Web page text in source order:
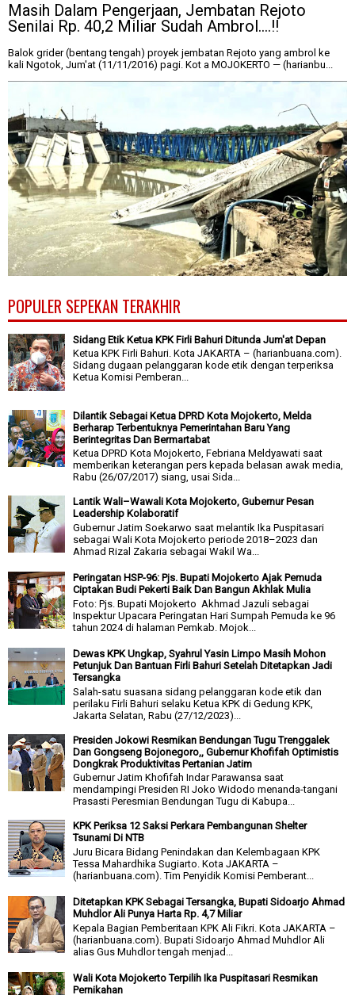
Masih Dalam Pengerjaan, Jembatan Rejoto
Senilai Rp. 40,2 Miliar Sudah Ambrol....!!
Balok grider (bentang tengah) proyek jembatan Rejoto yang ambrol ke
kali Ngotok, Jum'at (11/11/2016) pagi. Kot a MOJOKERTO — (harianbu...
POPULER SEPEKAN TERAKHIR
Sidang Etik Ketua KPK Firli Bahuri Ditunda Jum'at Depan
Ketua KPK Firli Bahuri. Kota JAKARTA – (harianbuana.com).
Sidang dugaan pelanggaran kode etik dengan terperiksa
Ketua Komisi Pemberan...
Dilantik Sebagai Ketua DPRD Kota Mojokerto, Melda
Berharap Terbentuknya Pemerintahan Baru Yang
Berintegritas Dan Bermartabat
Ketua DPRD Kota Mojokerto, Febriana Meldyawati saat
memberikan keterangan pers kepada belasan awak media,
Rabu (26/07/2017) siang, usai Sida...
Lantik Wali–Wawali Kota Mojokerto, Gubernur Pesan
Leadership Kolaboratif
Gubernur Jatim Soekarwo saat melantik Ika Puspitasari
sebagai Wali Kota Mojokerto periode 2018–2023 dan
Ahmad Rizal Zakaria sebagai Wakil Wa...
Peringatan HSP-96: Pjs. Bupati Mojokerto Ajak Pemuda
Ciptakan Budi Pekerti Baik Dan Bangun Akhlak Mulia
Foto: Pjs. Bupati Mojokerto Akhmad Jazuli sebagai
Inspektur Upacara Peringatan Hari Sumpah Pemuda ke 96
tahun 2024 di halaman Pemkab. Mojok...
Dewas KPK Ungkap, Syahrul Yasin Limpo Masih Mohon
Petunjuk Dan Bantuan Firli Bahuri Setelah Ditetapkan Jadi
Tersangka
Salah-satu suasana sidang pelanggaran kode etik dan
perilaku Firli Bahuri selaku Ketua KPK di Gedung KPK,
Jakarta Selatan, Rabu (27/12/2023)...
Presiden Jokowi Resmikan Bendungan Tugu Trenggalek
Dan Gongseng Bojonegoro,, Gubernur Khofifah Optimistis
Dongkrak Produktivitas Pertanian Jatim
Gubernur Jatim Khofifah Indar Parawansa saat
mendampingi Presiden RI Joko Widodo menanda-tangani
Prasasti Peresmian Bendungan Tugu di Kabupa...
KPK Periksa 12 Saksi Perkara Pembangunan Shelter
Tsunami Di NTB
Juru Bicara Bidang Penindakan dan Kelembagaan KPK
Tessa Mahardhika Sugiarto. Kota JAKARTA –
(harianbuana.com). Tim Penyidik Komisi Pemberant...
Ditetapkan KPK Sebagai Tersangka, Bupati Sidoarjo Ahmad
Muhdlor Ali Punya Harta Rp. 4,7 Miliar
Kepala Bagian Pemberitaan KPK Ali Fikri. Kota JAKARTA –
(harianbuana.com). Bupati Sidoarjo Ahmad Muhdlor Ali
alias Gus Muhdlor tengah menjad...
Wali Kota Mojokerto Terpilih Ika Puspitasari Resmikan
Pernikahan